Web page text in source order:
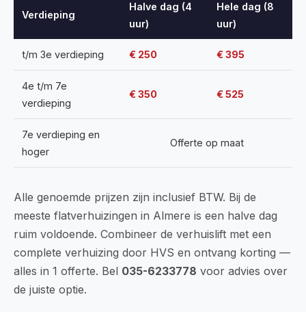
Verdieping
Halve dag (4
uur)
Hele dag (8
uur)
t/m 3e verdieping € 250 € 395
4e t/m 7e
verdieping
€ 350 € 525
7e verdieping en
hoger
Offerte op maat
Alle genoemde prijzen zijn inclusief BTW. Bij de
meeste flatverhuizingen in Almere is een halve dag
ruim voldoende. Combineer de verhuislift met een
complete verhuizing door HVS en ontvang korting —
alles in 1 offerte. Bel 035-6233778 voor advies over
de juiste optie.